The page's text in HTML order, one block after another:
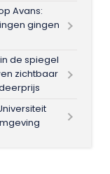
Avans:
gingen
de spiegel
zichtbaar